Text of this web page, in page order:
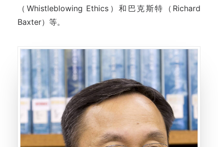
（Whistleblowing Ethics）和巴克斯特（Richard
Baxter）等。